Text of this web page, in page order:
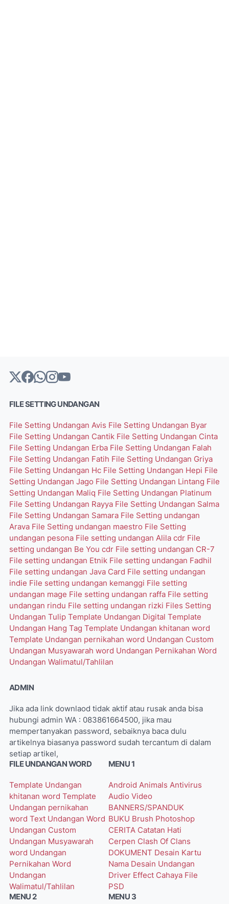
FILE SETTING UNDANGAN
File Setting Undangan Avis File Setting Undangan Byar
File Setting Undangan Cantik File Setting Undangan Cinta
File Setting Undangan Erba File Setting Undangan Falah
File Setting Undangan Fatih File Setting Undangan Griya
File Setting Undangan Hc File Setting Undangan Hepi File
Setting Undangan Jago File Setting Undangan Lintang File
Setting Undangan Maliq File Setting Undangan Platinum
File Setting Undangan Rayya File Setting Undangan Salma
File Setting Undangan Samara File Setting undangan
Arava File Setting undangan maestro File Setting
undangan pesona File setting undangan Alila cdr File
setting undangan Be You cdr File setting undangan CR-7
File setting undangan Etnik File setting undangan Fadhil
File setting undangan Java Card File setting undangan
indie File setting undangan kemanggi File setting
undangan mage File setting undangan raffa File setting
undangan rindu File setting undangan rizki Files Setting
Undangan Tulip Template Undangan Digital Template
Undangan Hang Tag Template Undangan khitanan word
Template Undangan pernikahan word Undangan Custom
Undangan Musyawarah word Undangan Pernikahan Word
Undangan Walimatul/Tahlilan
ADMIN
Jika ada link downlaod tidak aktif atau rusak anda bisa
hubungi admin WA : 083861664500, jika mau
mempertanyakan password, sebaiknya baca dulu
artikelnya biasanya password sudah tercantum di dalam
setiap artikel,
FILE UNDANGAN WORD
Template Undangan
khitanan word Template
Undangan pernikahan
word Text Undangan Word
Undangan Custom
Undangan Musyawarah
word Undangan
Pernikahan Word
Undangan
Walimatul/Tahlilan
MENU 1
Android Animals Antivirus
Audio Video
BANNERS/SPANDUK
BUKU Brush Photoshop
CERITA Catatan Hati
Cerpen Clash Of Clans
DOKUMENT Desain Kartu
Nama Desain Undangan
Driver Effect Cahaya File
PSD
MENU 2
MENU 3